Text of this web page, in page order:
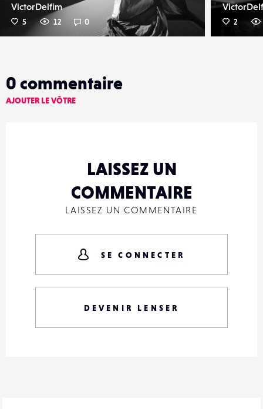
VictorDelfim
5 12 0 2
0 commentaire
AJOUTER LE VÔTRE
LAISSEZ UN
COMMENTAIRE
LAISSEZ UN COMMENTAIRE
SE CONNECTER
DEVENIR LENSER